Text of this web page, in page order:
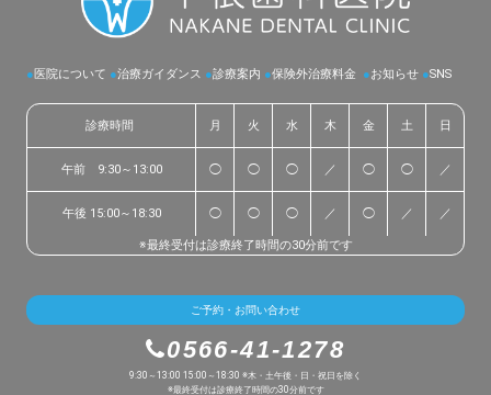
● 医院について ●治療ガイダンス ●診療案内 ●保険外治療料金 ●お知らせ ●SNS
診療時間 月 火 水 木 金 土 日
午前 9:30～13:00 ◯ ◯ ◯ ／ ◯ ◯ ／
午後 15:00～18:30 ◯ ◯ ◯ ／ ◯ ／ ／
※最終受付は診療終了時間の30分前です
ご予約・お問い合わせ
0566-41-1278
9:30～13:00 15:00～18:30 ※木・土午後・日・祝日を除く
※最終受付は診療終了時間の30分前です